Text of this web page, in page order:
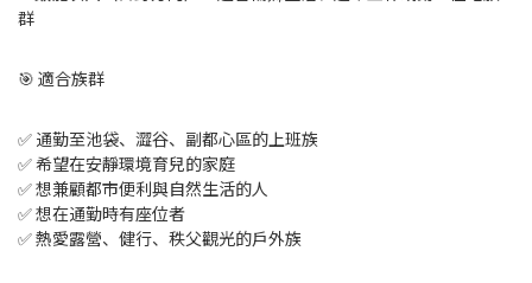
群
🎯 適合族群
✅ 通勤至池袋、澀谷、副都心區的上班族
✅ 希望在安靜環境育兒的家庭
✅ 想兼顧都市便利與自然生活的人
✅ 想在通勤時有座位者
✅ 熱愛露營、健行、秩父觀光的戶外族